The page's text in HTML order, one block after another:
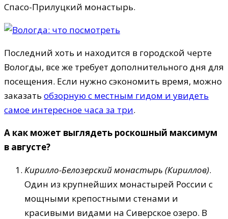
Спасо-Прилуцкий монастырь.
Последний хоть и находится в городской черте
Вологды, все же требует дополнительного дня для
посещения. Если нужно сэкономить время, можно
заказать обзорную с местным гидом и увидеть
самое интересное часа за три.
А как может выглядеть роскошный максимум
в августе?
Кирилло-Белозерский монастырь (Кириллов).
Один из крупнейших монастырей России с
мощными крепостными стенами и
красивыми видами на Сиверское озеро. В